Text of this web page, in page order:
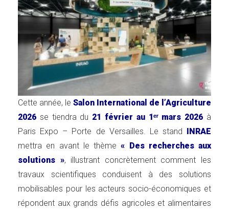
Cette année, le Salon International de l’Agriculture
2026 se tiendra du 21 février au 1ᵉʳ mars 2026 à
Paris Expo – Porte de Versailles. Le stand INRAE
mettra en avant le thème« Des recherches aux
solutions », illustrant concrètement comment les
travaux scientifiques conduisent à des solutions
mobilisables pour les acteurs socio-économiques et
répondent aux grands défis agricoles et alimentaires